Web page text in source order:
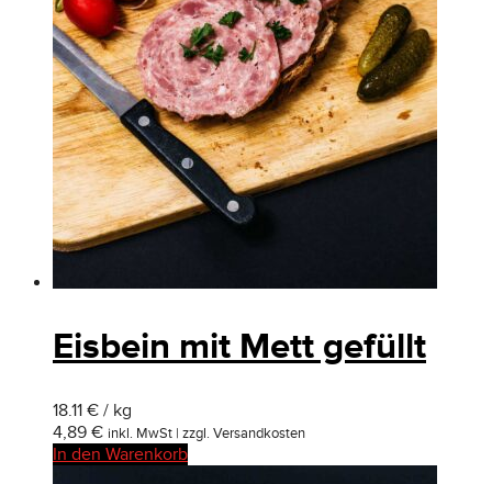
Eisbein mit Mett gefüllt
18.11 € / kg
4,89 € inkl. MwSt | zzgl. Versandkosten
In den Warenkorb